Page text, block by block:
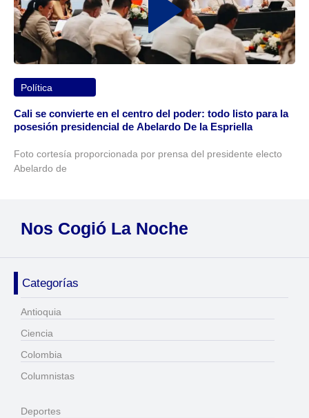
Política
Cali se convierte en el centro del poder: todo listo para la
posesión presidencial de Abelardo De la Espriella
Foto cortesía proporcionada por prensa del presidente electo
Abelardo de
Nos Cogió La Noche
Categorías
Antioquia
Ciencia
Colombia
Columnistas
Deportes